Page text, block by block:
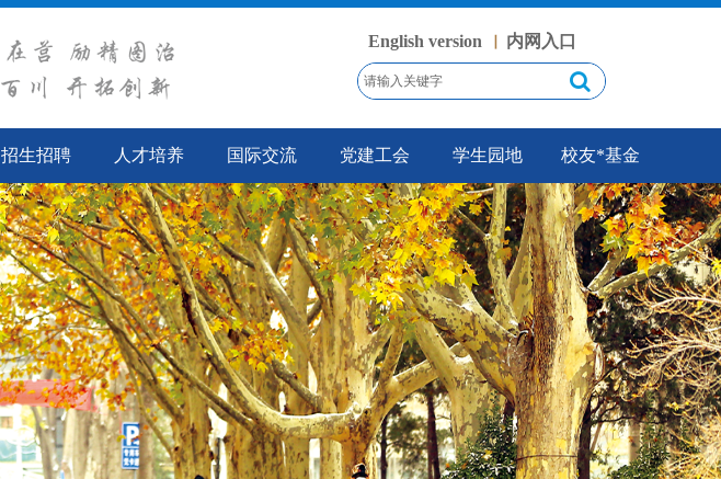
English version 内网入口
招生招聘 人才培养 国际交流 党建工会 学生园地 校友*基金